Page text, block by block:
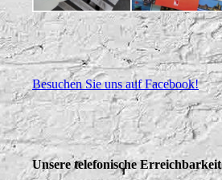
Besuchen Sie uns auf Facebook!
Unsere telefonische Erreichbarkeit